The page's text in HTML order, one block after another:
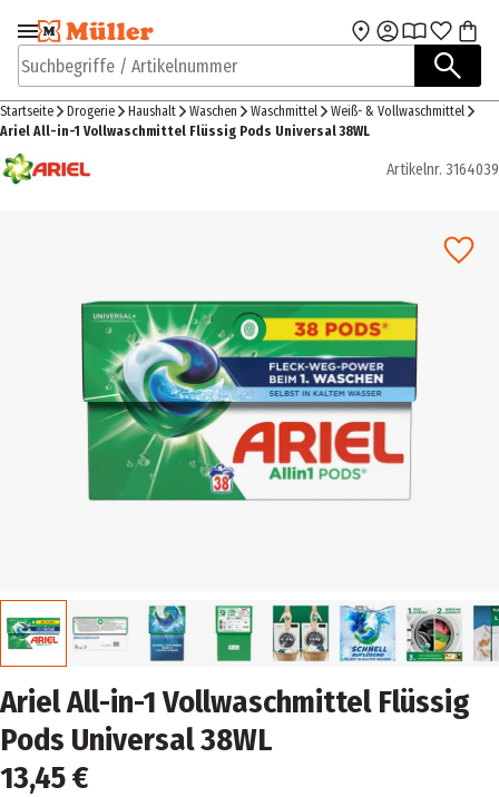
Zur Navigation
springen
Zum Hauptinhalt
Suchbegriffe / Artikelnummer
Startseite Drogerie Haushalt Waschen Waschmittel
Weiß- & Vollwaschmittel
Ariel All-in-1 Vollwaschmittel Flüssig Pods Universal 38WL
Artikelnr. 3164039
Ariel All-in-1 Vollwaschmittel Flüssig
Pods Universal 38WL
13,45 €